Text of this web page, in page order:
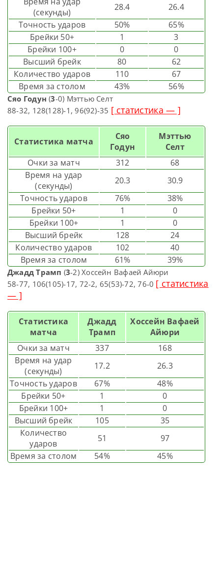
(секунды)
28.4
26.4
Точность ударов
50%
65%
Брейки 50+
1
3
Брейки 100+
0
0
Высший брейк
80
62
Количество ударов
110
67
Время за столом
43% 56%
Сяо Годун (3-0) Мэттью Селт
88-32, 128(128)-1, 96(92)-35 [ статистика — ]
Статистика матча
Сяо
Годун
Мэттью
Селт
Очки за матч
312
68
Время на удар
(секунды)
20.3
30.9
Точность ударов
76%
38%
Брейки 50+
1
0
Брейки 100+
1
0
Высший брейк
128
24
Количество ударов
102
40
Время за столом
61% 39%
Джадд Трамп (3-2) Хоссейн Вафаей Айюри
58-77, 106(105)-17, 72-2, 65(53)-72, 76-0 [ статистика
— ]
Статистика
матча
Джадд
Трамп
Хоссейн Вафаей
Айюри
Очки за матч
337
168
Время на удар
(секунды)
17.2
26.3
Точность ударов
67%
48%
Брейки 50+
1
0
Брейки 100+
1
0
Высший брейк
105
35
Количество
ударов
51
97
Время за столом
54% 45%